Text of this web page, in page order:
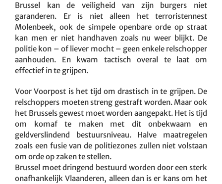
Brussel kan de veiligheid van zijn burgers niet
garanderen. Er is niet alleen het terroristennest
Molenbeek, ook de simpele openbare orde op straat
kan men er niet handhaven zoals nu weer blijkt. De
politie kon – of liever mocht – geen enkele relschopper
aanhouden. En kwam tactisch overal te laat om
effectief in te grijpen.
Voor Voorpost is het tijd om drastisch in te grijpen. De
relschoppers moeten streng gestraft worden. Maar ook
het Brussels gewest moet worden aangepakt. Het is tijd
om komaf te maken met dit onbekwaam en
geldverslindend bestuursniveau. Halve maatregelen
zoals een fusie van de politiezones zullen niet volstaan
om orde op zaken te stellen.
Brussel moet dringend bestuurd worden door een sterk
onafhankelijk Vlaanderen, alleen dan is er kans om het